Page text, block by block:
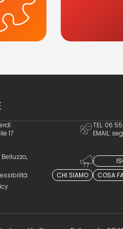
17
TEL: 06
EMAIL:
Belluzzo,
CHI SIAMO COSA